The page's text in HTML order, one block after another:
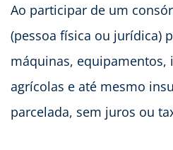
Ao participar de um
(pessoa física ou jurídica)
máquinas, equipamentos,
agrícolas e até mesmo
parcelada, sem juros ou